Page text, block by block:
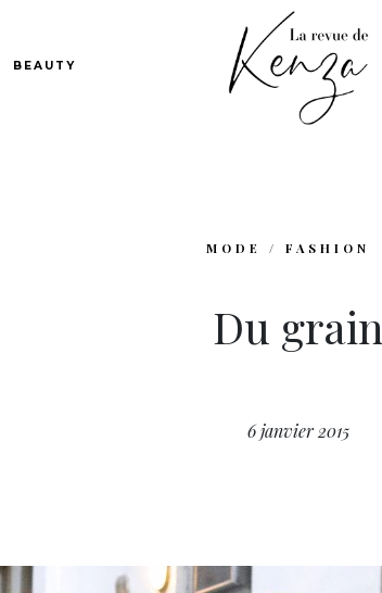
BEAUTY
MODE / FASHION
Du grain
6 janvier 2015